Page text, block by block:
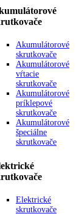
Akumulátorové
skrutkovače
Akumulátorové
vŕtacie
skrutkovače
Akumulátorové
príklepové
skrutkovače
Akumulátorové
špeciálne
skrutkovače
Elektrické
skrutkovače